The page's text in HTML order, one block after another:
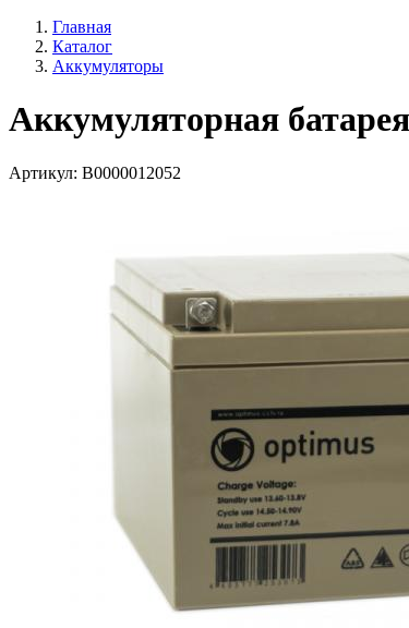
Главная
Каталог
Аккумуляторы
Аккумуляторная
Артикул: В0000012052